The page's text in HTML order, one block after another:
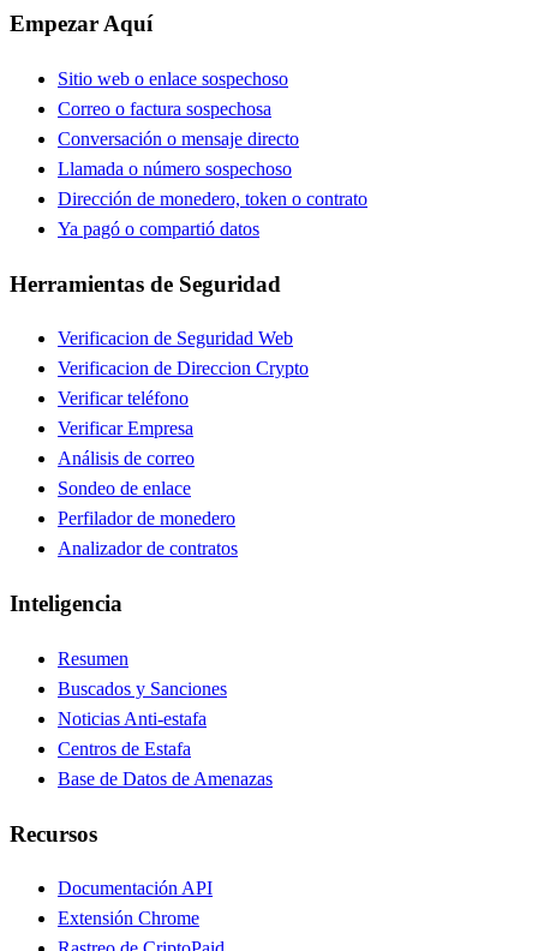
Empezar Aquí
Sitio web o enlace sospechoso
Correo o factura sospechosa
Conversación o mensaje directo
Llamada o número sospechoso
Dirección de monedero, token o contrato
Ya pagó o compartió datos
Herramientas de Seguridad
Verificacion de Seguridad Web
Verificacion de Direccion Crypto
Verificar teléfono
Verificar Empresa
Análisis de correo
Sondeo de enlace
Perfilador de monedero
Analizador de contratos
Inteligencia
Resumen
Buscados y Sanciones
Noticias Anti-estafa
Centros de Estafa
Base de Datos de Amenazas
Recursos
Documentación API
Extensión Chrome